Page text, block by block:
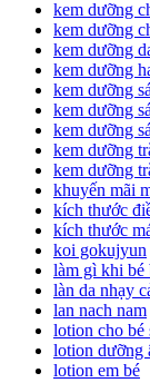
kem dưỡng
kem dưỡng
kem dưỡng
kem dưỡng
kem dưỡng
kem dưỡng
kem dưỡng
kem dưỡng
kem dưỡng
khuyến mãi
kích thước
kích thước
koi gokujyun
làm gì khi bé
làn da nhạy
lan nach nam
lotion cho bé
lotion dưỡng
lotion em bé